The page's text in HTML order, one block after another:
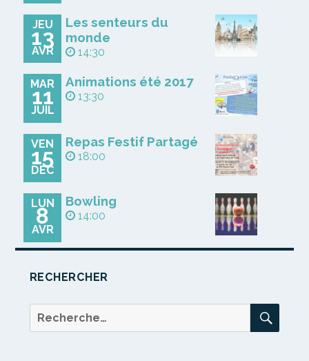
JEU
13
AVR
Les senteurs du
monde
14:30
MAR
11
JUIL
Animations été 2017
13:30
VEN
15
DÉC
Repas Festif Partagé
18:00
LUN
8
AVR
Bowling
14:00
RECHERCHER
Recherche